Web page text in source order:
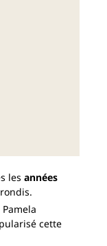
les années
cette